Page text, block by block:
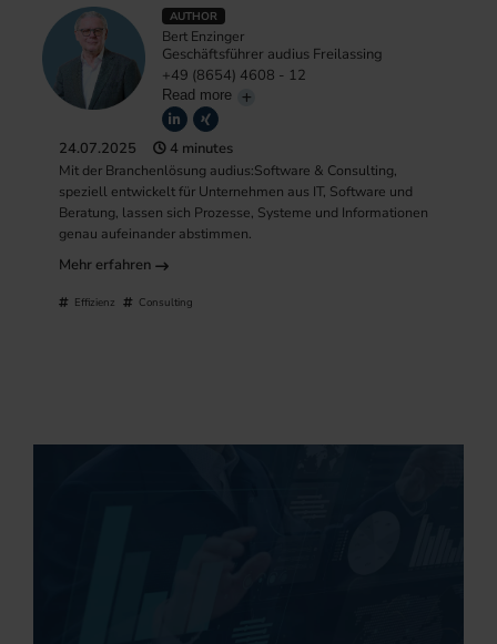
AUTHOR
Bert Enzinger
Geschäftsführer audius Freilassing
+49 (8654) 4608 - 12
Read more
24.07.2025 4 minutes
Mit der Branchenlösung audius:Software & Consulting,
speziell entwickelt für Unternehmen aus IT, Software und
Beratung, lassen sich Prozesse, Systeme und Informationen
genau aufeinander abstimmen.
Mehr erfahren
Effizienz Consulting